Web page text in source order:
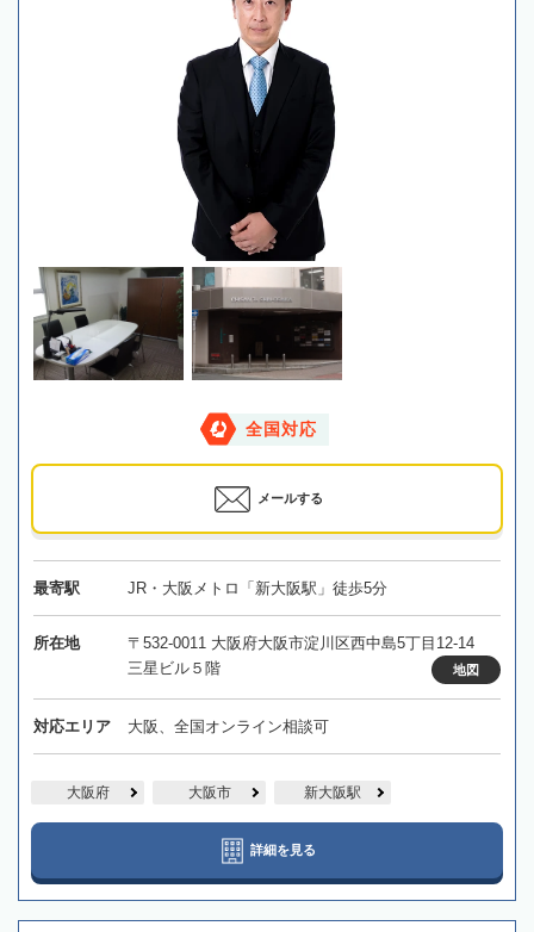
全国対応
メールする
最寄駅 JR・大阪メトロ「新大阪駅」徒歩5分
所在地
〒532-0011 大阪府大阪市淀川区西中島5丁目12-14
三星ビル５階
地図
対応エリア 大阪、全国オンライン相談可
大阪府 大阪市 新大阪駅
詳細を見る